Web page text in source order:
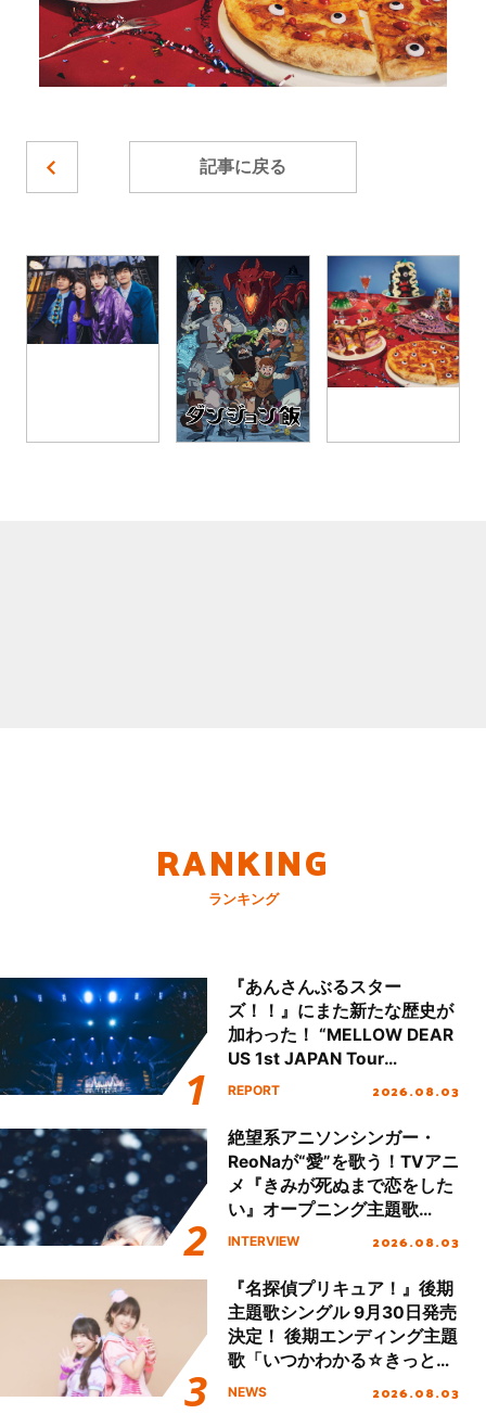
記事に戻る
RANKING
ランキング
『あんさんぶるスター
ズ！！』にまた新たな歴史が
加わった！ “MELLOW DEAR
US 1st JAPAN Tour
Final「NICE to meet YOU
ート!!
REPORT 2026.08.03
絶望系アニソンシンガー・
ReoNaが“愛”を歌う！TVアニ
メ『きみが死ぬまで恋をした
い』オープニング主題歌
「Amore」インタビュー
INTERVIEW 2026.08.03
『名探偵プリキュア！』後期
主題歌シングル 9月30日発売
決定！ 後期エンディング主題
歌「いつかわかる☆きっとあ
える」TVサイズ先行配信開
NEWS 2026.08.03